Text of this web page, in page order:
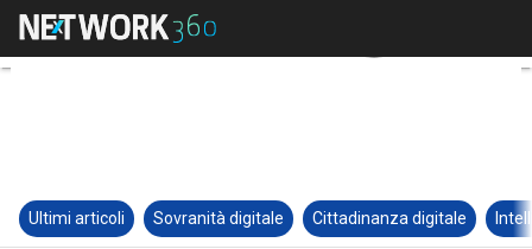
Ultimi articoli Sovranità digitale Cittadinanza digitale